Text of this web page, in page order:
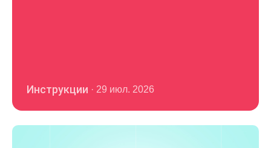
Инструкции · 29 июл. 2026